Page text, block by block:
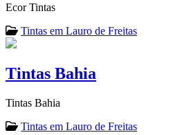
Ecor Tintas
Tintas em Lauro de Freitas
Tintas Bahia
Tintas Bahia
Tintas em Lauro de Freitas